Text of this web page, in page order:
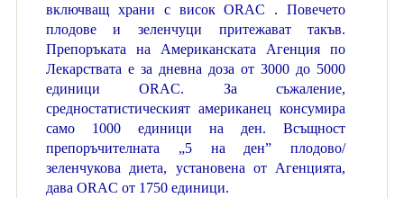
включващ храни с висок ORAC . Повечето
плодове и зеленчуци притежават такъв.
Препоръката на Американската Агенция по
Лекарствата е за дневна доза от 3000 до 5000
единици ORAC. За съжаление,
средностатистическият американец консумира
само 1000 единици на ден. Всъщност
препоръчителната „5 на ден” плодово/
зеленчукова диета, установена от Агенцията,
дава ORAC от 1750 единици.